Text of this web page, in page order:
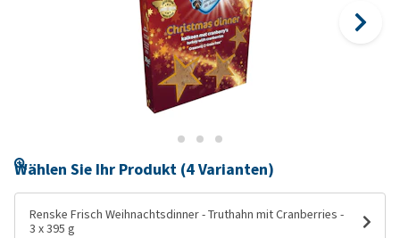
Wählen Sie Ihr Produkt (4 Varianten)
Renske Frisch Weihnachtsdinner - Truthahn mit Cranberries -
3 x 395 g